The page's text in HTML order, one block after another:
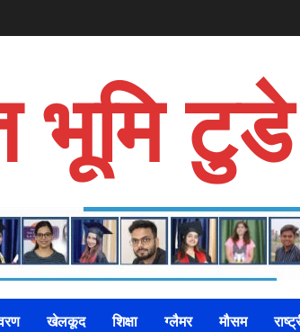
भूमि टुडे
खेलकूद शिक्षा ग्लैमर मौसम